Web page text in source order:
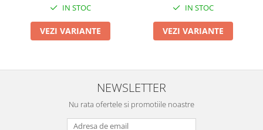
IN STOC
VEZI VARIANTE
IN STOC
VEZI VARIANTE
NEWSLETTER
Nu rata ofertele si promotiile noastre